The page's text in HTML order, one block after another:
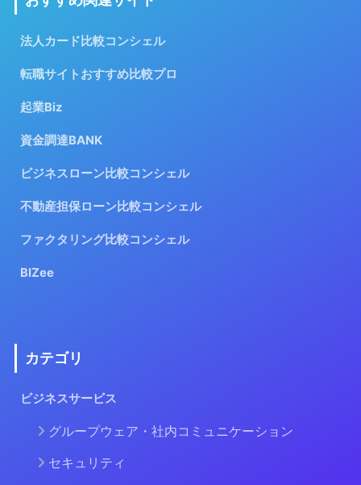
法人カード比較コンシェル
転職サイトおすすめ比較プロ
起業Biz
資金調達BANK
ビジネスローン比較コンシェル
不動産担保ローン比較コンシェル
ファクタリング比較コンシェル
BIZee
カテゴリ
ビジネスサービス
グループウェア・社内コミュニケーション
セキュリティ